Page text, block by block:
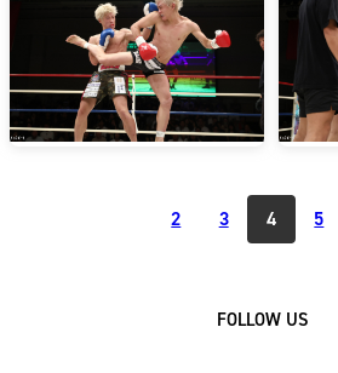
2 3 4 5
FOLLOW US